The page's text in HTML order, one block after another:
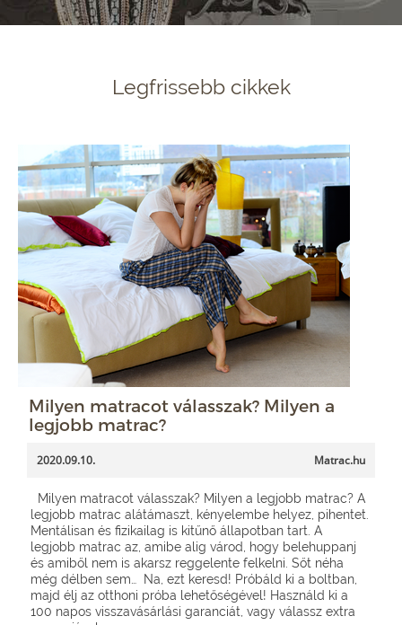
Legfrissebb cikkek
Milyen matracot válasszak? Milyen a
legjobb matrac?
2020.09.10. Matrac.hu
Milyen matracot válasszak? Milyen a legjobb matrac? A
legjobb matrac alátámaszt, kényelembe helyez, pihentet.
Mentálisan és fizikailag is kitűnő állapotban tart. A
legjobb matrac az, amibe alig várod, hogy belehuppanj
és amiből nem is akarsz reggelente felkelni. Sőt néha
még délben sem… Na, ezt keresd! Próbáld ki a boltban,
majd élj az otthoni próba lehetőségével! Használd ki a
100 napos visszavásárlási garanciát, vagy válassz extra